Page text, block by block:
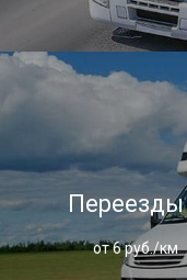
Переезды
от 6 руб./км